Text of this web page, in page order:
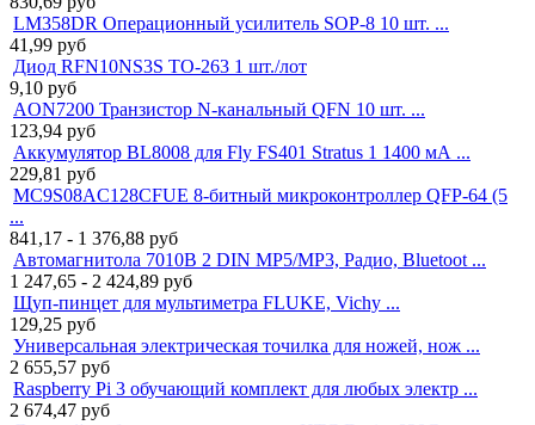
LM358DR Операционный усилитель SOP-8 10 шт. ...
41,99 руб
Диод RFN10NS3S TO-263 1 шт./лот
9,10 руб
AON7200 Транзистор N-канальный QFN 10 шт. ...
123,94 руб
Аккумулятор BL8008 для Fly FS401 Stratus 1 1400 мА ...
229,81 руб
MC9S08AC128CFUE 8-битный микроконтроллер QFP-64 (5
...
841,17 - 1 376,88 руб
Автомагнитола 7010B 2 DIN MP5/MP3, Радио, Bluetoot ...
1 247,65 - 2 424,89 руб
Щуп-пинцет для мультиметра FLUKE, Vichy ...
129,25 руб
Универсальная электрическая точилка для ножей, нож ...
2 655,57 руб
Raspberry Pi 3 обучающий комплект для любых электр ...
2 674,47 руб